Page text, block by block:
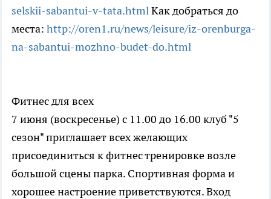
selskii-sabantui-v-tata.htmlКак добраться до
места: http://oren1.ru/news/leisure/iz-orenburga-
na-sabantui-mozhno-budet-do.html
Фитнес для всех
7 июня (воскресенье) с 11.00 до 16.00 клуб "5
сезон" приглашает всех желающих
присоединиться к фитнес тренировке возле
большой сцены парка. Спортивная форма и
хорошее настроение приветствуются. Вход